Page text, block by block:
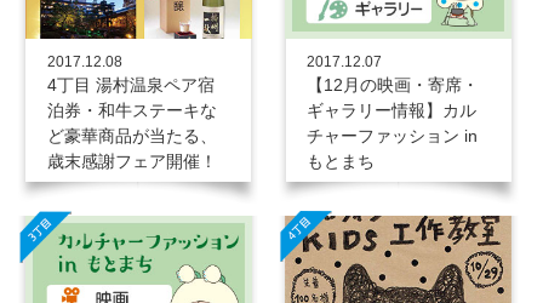
2017.12.08
4丁目 湯村温泉ペア宿
泊券・和牛ステーキな
ど豪華商品が当たる、
歳末感謝フェア開催！
2017.12.07
【12月の映画・寄席・
ギャラリー情報】カル
チャーファッション in
もとまち